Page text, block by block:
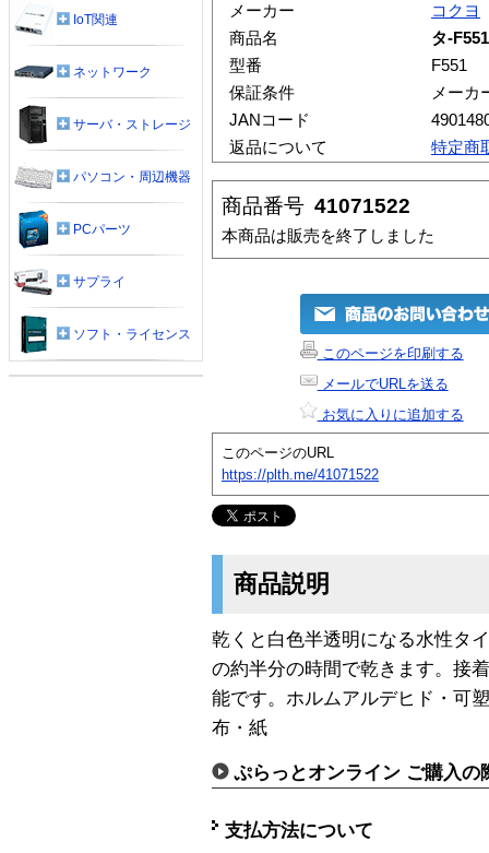
メーカー
コクヨ
商品名
タ-
型番
F551
保証条件
メーカ
JANコード
返品について
特定商
商品番号 41071522
本商品は販売を終了しました
このページを印刷する
メールでURLを送る
お気に入りに追加する
このページのURL
https://plth.me/41071522
商品説明
乾くと白色半透明になる水性タ
の約半分の時間で乾きます。接
能です。ホルムアルデヒド・可
布・紙
ぷらっとオンライン ご購入の
支払方法について
IoT関連
ネットワーク
サーバ・ストレージ
パソコン・周辺機器
PCパーツ
サプライ
ソフト・ライセンス